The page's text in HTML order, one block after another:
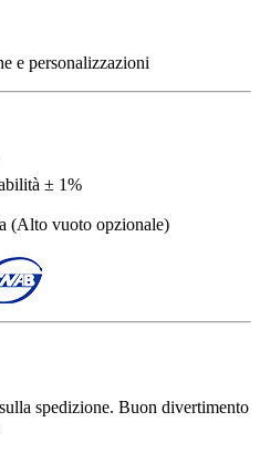
e personalizzazioni
± 1%
(Alto vuoto opzionale)
spedizione. Buon divertimento